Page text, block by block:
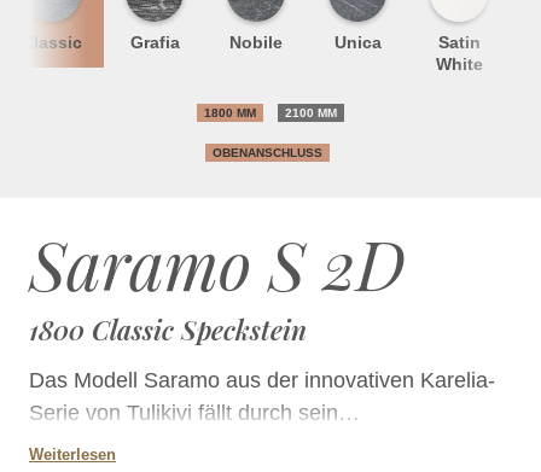
Saramo S 2D
1800 Classic Speckstein
Das Modell Saramo aus der innovativen Karelia-
Serie von Tulikivi fällt durch sein
unverwechselbares Design und den großen,
Weiterlesen
Classic Grafia Nobile Unica
Satin
White
1800 MM 2100 MM
OBENANSCHLUSS